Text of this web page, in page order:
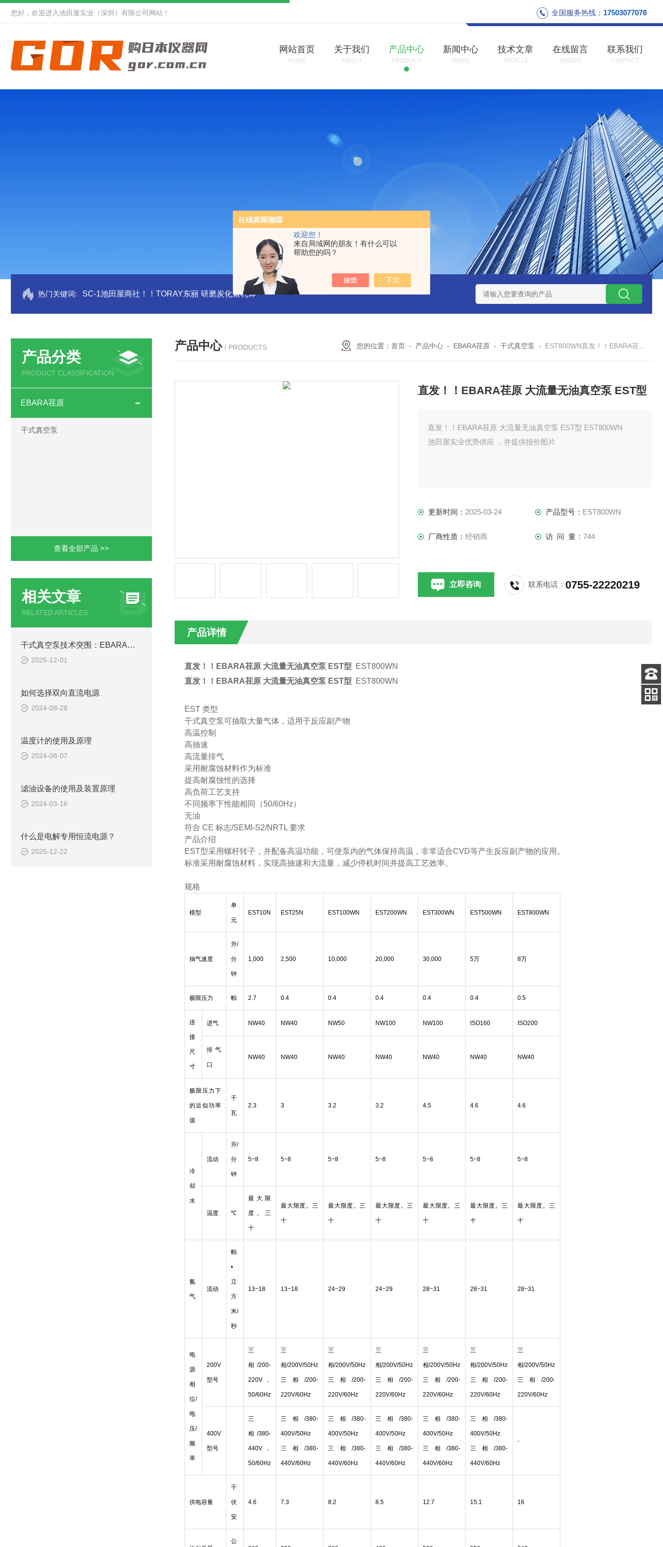
欢迎您！
来自局域网的朋友！有什么可以
帮助您的吗？
您好，欢迎进入池田屋实业（深圳）有限公司网站！ 全国服务热线： 17503077078
网站首页
HOME
关于我们
ABOUT
产品中心
PRODUCT
新闻中心
NEWS
技术文章
ARTICLE
在线留言
ORDER
联系我们
CONTACT
热门关键词: SC-1池田屋商社！！TORAY东丽 研磨炭化素乳钵 AGB-K-0.2-C01-H03池田屋！！TORAY东丽 TZP氧化锆陶瓷研磨球 AGB-K-0.4-C01-Q69全新！！TORAY东丽
产品分类
PRODUCT CLASSIFICATION
EBARA荏原
干式真空泵
查看全部产品 >>
相关文章
RELATED ARTICLES
干式真空泵技术突围：EBARA荏原ESA25-D如何攻克半导体制造“呼吸难题“
2025-12-01
如何选择双向直流电源
2024-08-28
温度计的使用及原理
2024-08-07
滤油设备的使用及装置原理
2024-03-16
什么是电解专用恒流电源？
2025-12-22
产品中心 / PRODUCTS 您的位置：首页 - 产品中心 - EBARA荏原 -干式真空泵 - EST800WN直发！！EBARA荏原 大流量无油真空泵 EST型
直发！！EBARA荏原 大流量无油真空泵 EST型
直发！！EBARA荏原 大流量无油真空泵 EST型 EST800WN
池田屋实业优势供应 ，并提供报价图片
更新时间： 2025-03-24 产品型号： EST800WN
厂商性质：经销商 访 问 量： 744
立即咨询 联系电话：0755-22220219
产品详情
直发！！EBARA荏原 大流量无油真空泵 EST型 EST800WN
直发！！EBARA荏原 大流量无油真空泵 EST型 EST800WN
EST 类型
干式真空泵可抽取大量气体，适用于反应副产物
高温控制
高抽速
高流量排气
采用耐腐蚀材料作为标准
提高耐腐蚀性的选择
高负荷工艺支持
不同频率下性能相同（50/60Hz）
无油
符合 CE 标志/SEMI-S2/NRTL 要求
产品介绍
EST型采用螺杆转子，并配备高温功能，可使泵内的气体保持高温，非常适合CVD等产生反应副产物的应用。
标准采用耐腐蚀材料，实现高抽速和大流量，减少停机时间并提高工艺效率。
规格
模型
单
元
EST10N EST25N EST100WN EST200WN EST300WN EST500WN EST800WN
抽气速度
升/
分
钟
1,000 2,500 10,000 20,000 30,000 5万 8万
极限压力 帕 2.7 0.4 0.4 0.4 0.4 0.4 0.5
连
接
尺
寸
进气 NW40 NW40 NW50 NW100 NW100 ISO160 ISO200
排气
口
NW40 NW40 NW40 NW40 NW40 NW40 NW40
极限压力下
的近似功率
值
千
瓦
2.3 3 3.2 3.2 4.5 4.6 4.6
冷
却
水
流动
升/
分
钟
5~8 5~8 5~8 5~8 5~8 5~8 5~8
温度 ℃
最大限
度。三
十
最大限度。三
十
最大限度。三
十
最大限度。三
十
最大限度。三
十
最大限度。三
十
最大限度。三
十
氮
气
流动
帕
•
立
方
米/
秒
13~18 13~18 24~29 24~29 28~31 28~31 28~31
电
源
相
位/
电
压/
频
率
200V
型号
三
相/200-
220V，
50/60Hz
三
相/200V/50Hz
三相/200-
220V/60Hz
三
相/200V/50Hz
三相/200-
220V/60Hz
三
相/200V/50Hz
三相/200-
220V/60Hz
三
相/200V/50Hz
三相/200-
220V/60Hz
三
相/200V/50Hz
三相/200-
220V/60Hz
三
相/200V/50Hz
三相/200-
220V/60Hz
400V
型号
三
相/380-
440V，
50/60Hz
三相/380-
400V/50Hz
三相/380-
440V/60Hz
三相/380-
400V/50Hz
三相/380-
440V/60Hz
三相/380-
400V/50Hz
三相/380-
440V/60Hz
三相/380-
400V/50Hz
三相/380-
440V/60Hz
三相/380-
400V/50Hz
三相/380-
440V/60Hz
-
供电容量
千
伏
安
4.6 7.3 8.2 8.5 12.7 15.1 16
公
客服
电话